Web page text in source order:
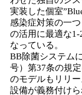
実装した個室
感染症対策の⼀
の活⽤に最適な
なっている。
BB除菌システム
号）第37条の規
のモデルもリリ
設備が義務付け